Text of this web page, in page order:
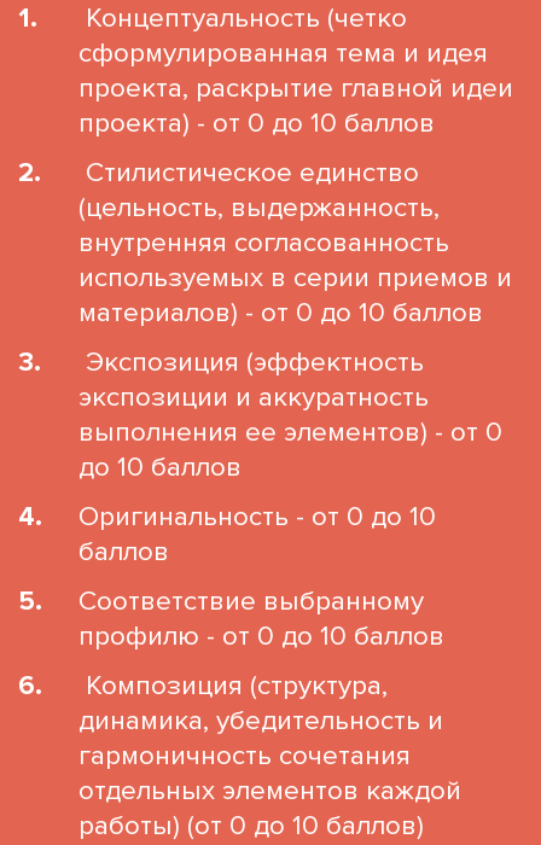
Концептуальность (четко
сформулированная тема и идея
проекта, раскрытие главной идеи
проекта) - от 0 до 10 баллов
Стилистическое единство
(цельность, выдержанность,
внутренняя согласованность
используемых в серии приемов и
материалов) - от 0 до 10 баллов
Экспозиция (эффектность
экспозиции и аккуратность
выполнения ее элементов) - от 0
до 10 баллов
Оригинальность - от 0 до 10
баллов
Соответствие выбранному
профилю - от 0 до 10 баллов
Композиция (структура,
динамика, убедительность и
гармоничность сочетания
отдельных элементов каждой
работы) (от 0 до 10 баллов)